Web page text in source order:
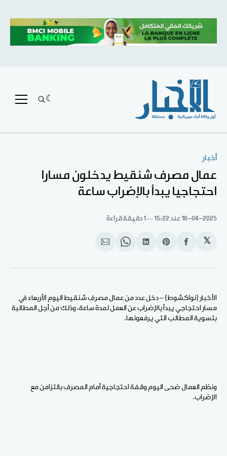
أخبار
عمال مصرف شنقيط يدخلون مسارا
احتجاجيا يبدأ بالإضراب ساعة
16-04-2025 عند 15:22 1 دقيقة قراءة
𝕏
انشر
الفيسبوك
Share
Pinterest
انشر
لينكد
Share
WhatsApp
انشر
الإيميل
الأخبار (نواكشوط) – دخل عدد من عمال مصرف شنقيط اليوم الأربعاء في
مسار احتجاجي يبدأ بالإضراب عن العمل لمدة ساعة، وذلك من أجل المطالبة
بتسوية المطالب التي يرفعونها.
ونظم العمال ضحى اليوم وقفة احتجاجية أمام المصرف بالتزامن مع
الإضراب.